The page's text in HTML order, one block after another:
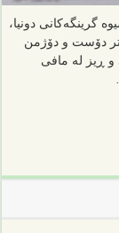
گرینگەکانی دونیا،
دۆست و دۆژمن
و ڕیز لە مافی